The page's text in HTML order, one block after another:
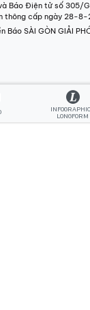
Báo Điện tử số 305/
thông cấp ngày 28-8-
Báo SÀI GÒN GIẢI
LONGFORM